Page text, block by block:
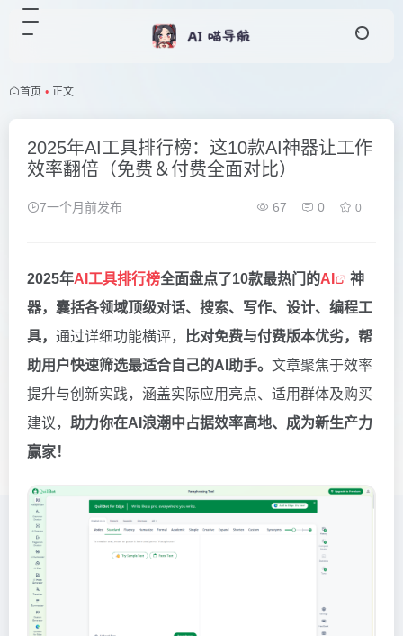
首页 • 正文
2025年AI工具排行榜：这10款AI神器让工作
效率翻倍（免费＆付费全面对比）
7一个月前发布 67 0 0
2025年AI工具排行榜全面盘点了10款最热门的AI
神
器，囊括各领域顶级对话、搜索、写作、设计、编程工
具， 通过详细功能横评，
比对免费与付费版本优劣，帮
助用户快速筛选最适合自己的AI助手。 文章聚焦于效率
提升与创新实践，涵盖实际应用亮点、适用群体及购买
建议， 助力你在AI浪潮中占据效率高地、成为新生产力
赢家！